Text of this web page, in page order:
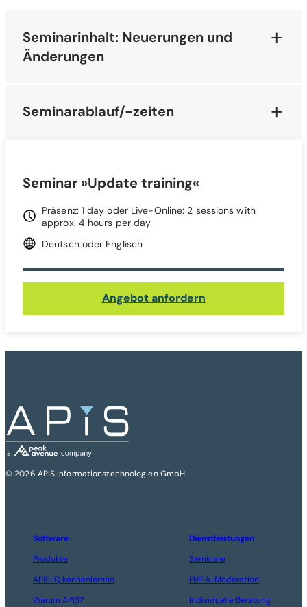
Seminarinhalt: Neuerungen und
Änderungen
Seminarablauf/-zeiten
Seminar »Update training«
Präsenz: 1 day oder Live-Online: 2 sessions with
approx. 4 hours per day
Deutsch oder Englisch
Angebot anfordern
© 2026 APIS Informationstechnologien GmbH
Software
Produkte
APIS IQ kennenlernen
Warum APIS?
Dienstleistungen
Seminare
FMEA-Moderation
Individuelle Beratung